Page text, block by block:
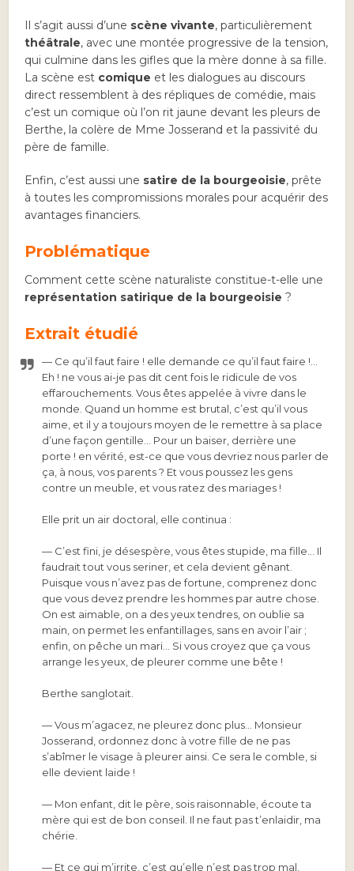
Il s’agit aussi d’une scène vivante, particulièrement
théâtrale, avec une montée progressive de la tension,
qui culmine dans les gifles que la mère donne à sa fille.
La scène est comique et les dialogues au discours
direct ressemblent à des répliques de comédie, mais
c’est un comique où l’on rit jaune devant les pleurs de
Berthe, la colère de Mme Josserand et la passivité du
père de famille.
Enfin, c’est aussi une satire de la bourgeoisie, prête
à toutes les compromissions morales pour acquérir des
avantages financiers.
Problématique
Comment cette scène naturaliste constitue-t-elle une
représentation satirique de la bourgeoisie?
Extrait étudié
— Ce qu’il faut faire ! elle demande ce qu’il faut faire !…
Eh ! ne vous ai-je pas dit cent fois le ridicule de vos
effarouchements. Vous êtes appelée à vivre dans le
monde. Quand un homme est brutal, c’est qu’il vous
aime, et il y a toujours moyen de le remettre à sa place
d’une façon gentille… Pour un baiser, derrière une
porte ! en vérité, est-ce que vous devriez nous parler de
ça, à nous, vos parents ? Et vous poussez les gens
contre un meuble, et vous ratez des mariages !
Elle prit un air doctoral, elle continua :
— C’est fini, je désespère, vous êtes stupide, ma fille… Il
faudrait tout vous seriner, et cela devient gênant.
Puisque vous n’avez pas de fortune, comprenez donc
que vous devez prendre les hommes par autre chose.
On est aimable, on a des yeux tendres, on oublie sa
main, on permet les enfantillages, sans en avoir l’air ;
enfin, on pêche un mari… Si vous croyez que ça vous
arrange les yeux, de pleurer comme une bête !
Berthe sanglotait.
— Vous m’agacez, ne pleurez donc plus… Monsieur
Josserand, ordonnez donc à votre fille de ne pas
s’abîmer le visage à pleurer ainsi. Ce sera le comble, si
elle devient laide !
— Mon enfant, dit le père, sois raisonnable, écoute ta
mère qui est de bon conseil. Il ne faut pas t’enlaidir, ma
chérie.
— Et ce qui m’irrite, c’est qu’elle n’est pas trop mal,